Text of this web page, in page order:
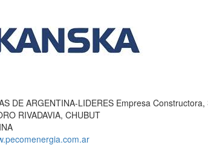
DE ARGENTINA-LIDERES Empresa Constructora,
RIVADAVIA, CHUBUT